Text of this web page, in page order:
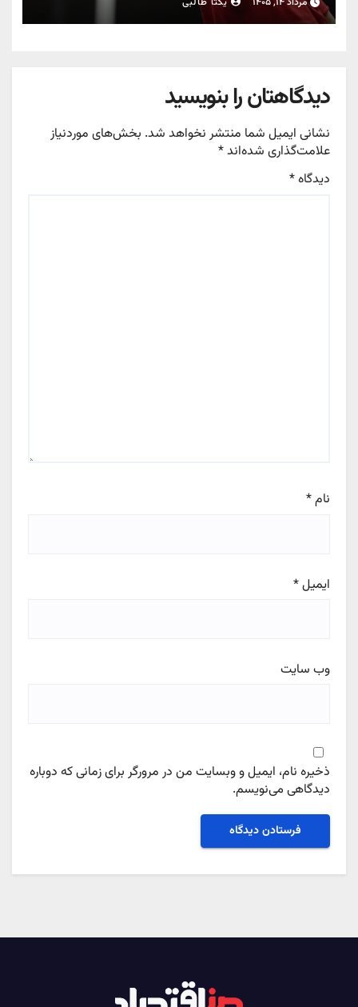
دیدگاهتان را بنویسید
نشانی ایمیل شما منتشر نخواهد شد. بخش‌های موردنیاز
علامت‌گذاری شده‌اند*
دیدگاه*
نام*
ایمیل*
وب‌ سایت
ذخیره نام، ایمیل و وبسایت من در مرورگر برای زمانی که دوباره
دیدگاهی می‌نویسم.